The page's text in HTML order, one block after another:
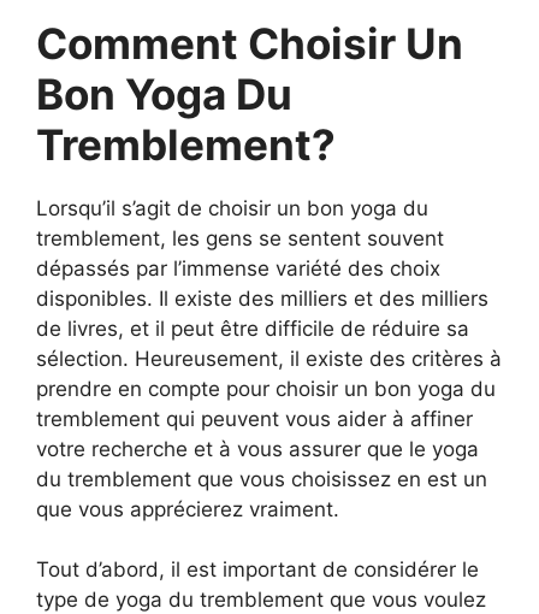
Comment Choisir Un
Bon Yoga Du
Tremblement?
Lorsqu’il s’agit de choisir un bon yoga du
tremblement, les gens se sentent souvent
dépassés par l’immense variété des choix
disponibles. Il existe des milliers et des milliers
de livres, et il peut être difficile de réduire sa
sélection. Heureusement, il existe des critères à
prendre en compte pour choisir un bon yoga du
tremblement qui peuvent vous aider à affiner
votre recherche et à vous assurer que le yoga
du tremblement que vous choisissez en est un
que vous apprécierez vraiment.
Tout d’abord, il est important de considérer le
type de yoga du tremblement que vous voulez